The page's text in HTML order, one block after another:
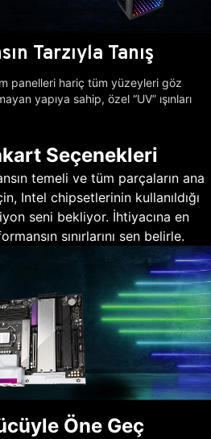
Tarzıyla Tanış
panelleri hariç tüm yüzeyleri göz
yapıya sahip, özel “UV” ışınları
Seçenekleri
temeli ve tüm parçaların ana
Intel chipsetlerinin kullanıldığı
seni bekliyor. İhtiyacına en
sınırlarını sen belirle.
Öne Geç